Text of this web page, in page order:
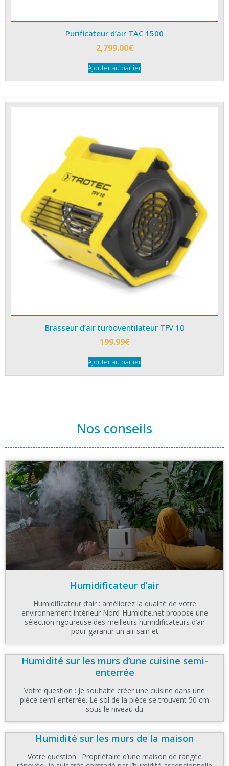
Purificateur d’air TAC 1500
2,799.00€
Ajouter au panier
Brasseur d’air turboventilateur TFV 10
199.99€
Ajouter au panier
Nos conseils
Humidificateur d’air
Humidificateur d’air : améliorez la qualité de votre
environnement intérieur Nord-Humidite.net propose une
sélection rigoureuse des meilleurs humidificateurs d’air
pour garantir un air sain et
Humidité sur les murs d’une cuisine semi-
enterrée
Votre question : Je souhaite créer une cuisine dans une
pièce semi-enterrée. Le sol de la pièce se trouvent 50 cm
sous le niveau du
Humidité sur les murs de la maison
Votre question : Propriétaire d’une maison de rangée